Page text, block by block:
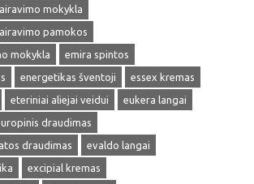
mokykla
pamokos
mokykla
emira spintos
energetikas šventoji
essex kremas
eteriniai aliejai veidui
eukera langai
draudimas
draudimas
evaldo langai
excipial kremas